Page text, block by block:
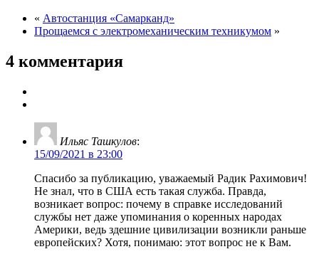
« Автостанция «Самарканд»
Прощаемся с электромеханическим техникумом »
4 комментария
Ильяс Ташкулов:
15/09/2021 в 23:00
Спасибо за публикацию, уважаемый Радик Рахимович!
Не знал, что в США есть такая служба. Правда,
возникает вопрос: почему в справке исследований
службы нет даже упоминания о коренных народах
Америки, ведь здешние цивилизации возникли раньше
европейских? Хотя, понимаю: этот вопрос не к Вам.